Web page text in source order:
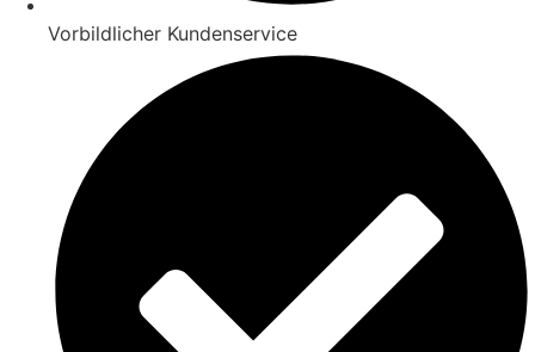
Vorbildlicher Kundenservice